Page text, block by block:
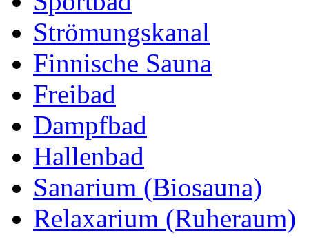
Strömungskanal
Finnische Sauna
Freibad
Dampfbad
Hallenbad
Sanarium (Biosauna)
Relaxarium (Ruheraum)